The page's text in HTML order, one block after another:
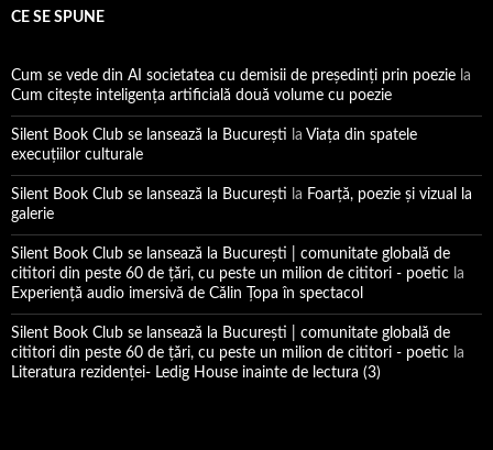
CE SE SPUNE
Cum se vede din AI societatea cu demisii de președinți prin poezie la
Cum citește inteligența artificială două volume cu poezie
Silent Book Club se lansează la București la Viaţa din spatele
execuţiilor culturale
Silent Book Club se lansează la București la Foarţă, poezie şi vizual la
galerie
Silent Book Club se lansează la București | comunitate globală de
cititori din peste 60 de țări, cu peste un milion de cititori - poetic la
Experiență audio imersivă de Călin Țopa în spectacol
Silent Book Club se lansează la București | comunitate globală de
cititori din peste 60 de țări, cu peste un milion de cititori - poetic la
Literatura rezidenţei- Ledig House inainte de lectura (3)